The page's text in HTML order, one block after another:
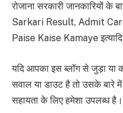
रोजाना सरकारी जानकारियों
Sarkari Result, Admit
Paise Kaise Kamaye
यदि आपका इस ब्लॉग से जुड़ा या
सवाल या डाउट है तो उसके
सहायता के लिए हमेशा उपलब्ध है।